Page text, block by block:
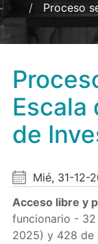
Proceso
Escala
de
Mié, 31-12-
Acceso libre y
funcionario - 32
2025) y 428 de